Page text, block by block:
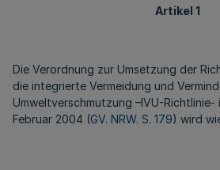
Artikel 1
Die Verordnung zur Umsetzung der
die integrierte Vermeidung und
Umweltverschmutzung –IVU-Richtlinie-
Februar 2004 (GV. NRW. S. 179) wird